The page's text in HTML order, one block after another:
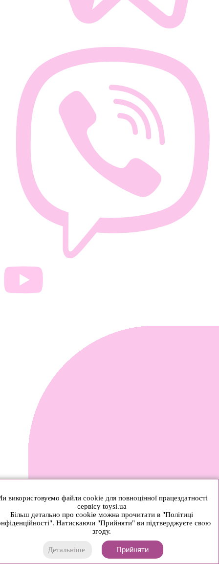
використовуємо файли cookie для повноцінної працездатності
сервісу toysi.ua
Більш детально про cookie можна прочитати в "Політиці
Натискаючи "Прийняти" ви підтверджуєте свою
згоду.
Детальніше Прийняти